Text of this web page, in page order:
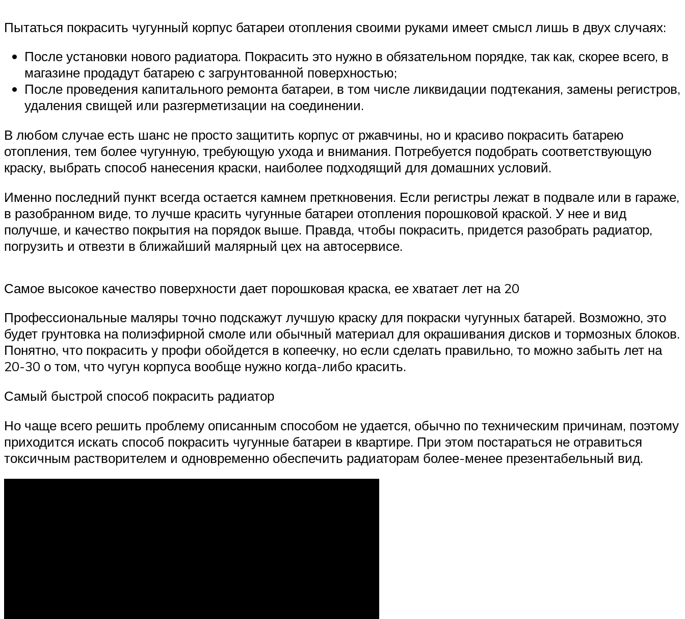
Пытаться покрасить чугунный корпус батареи отопления своими руками имеет смысл лишь в двух случаях:
После установки нового радиатора. Покрасить это нужно в обязательном порядке, так как, скорее всего, в
магазине продадут батарею с загрунтованной поверхностью;
После проведения капитального ремонта батареи, в том числе ликвидации подтекания, замены регистров,
удаления свищей или разгерметизации на соединении.
В любом случае есть шанс не просто защитить корпус от ржавчины, но и красиво покрасить батарею
отопления, тем более чугунную, требующую ухода и внимания. Потребуется подобрать соответствующую
краску, выбрать способ нанесения краски, наиболее подходящий для домашних условий.
Именно последний пункт всегда остается камнем преткновения. Если регистры лежат в подвале или в гараже,
в разобранном виде, то лучше красить чугунные батареи отопления порошковой краской. У нее и вид
получше, и качество покрытия на порядок выше. Правда, чтобы покрасить, придется разобрать радиатор,
погрузить и отвезти в ближайший малярный цех на автосервисе.
Самое высокое качество поверхности дает порошковая краска, ее хватает лет на 20
Профессиональные маляры точно подскажут лучшую краску для покраски чугунных батарей. Возможно, это
будет грунтовка на полиэфирной смоле или обычный материал для окрашивания дисков и тормозных блоков.
Понятно, что покрасить у профи обойдется в копеечку, но если сделать правильно, то можно забыть лет на
20-30 о том, что чугун корпуса вообще нужно когда-либо красить.
Самый быстрой способ покрасить радиатор
Но чаще всего решить проблему описанным способом не удается, обычно по техническим причинам, поэтому
приходится искать способ покрасить чугунные батареи в квартире. При этом постараться не отравиться
токсичным растворителем и одновременно обеспечить радиаторам более-менее презентабельный вид.